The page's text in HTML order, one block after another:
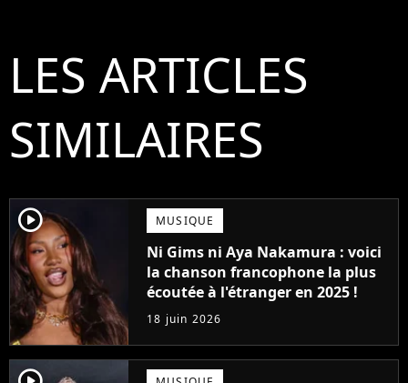
LES ARTICLES
SIMILAIRES
player2 MUSIQUE
Ni Gims ni Aya Nakamura : voici
la chanson francophone la plus
écoutée à l'étranger en 2025 !
18 juin 2026